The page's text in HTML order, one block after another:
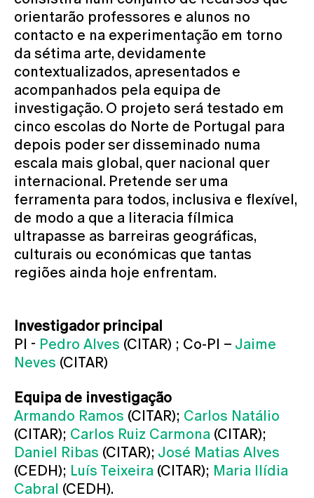
orientarão professores e alunos no
contacto e na experimentação em torno
da sétima arte, devidamente
contextualizados, apresentados e
acompanhados pela equipa de
investigação. O projeto será testado em
cinco escolas do Norte de Portugal para
depois poder ser disseminado numa
escala mais global, quer nacional quer
internacional. Pretende ser uma
ferramenta para todos, inclusiva e flexível,
de modo a que a literacia fílmica
ultrapasse as barreiras geográficas,
culturais ou económicas que tantas
regiões ainda hoje enfrentam.
Investigador principal
PI - Pedro Alves (CITAR) ; Co-PI – Jaime
Neves (CITAR)
Equipa de investigação
Armando Ramos (CITAR); Carlos Natálio
(CITAR); Carlos Ruiz Carmona (CITAR);
Daniel Ribas (CITAR); José Matias Alves
(CEDH); Luís Teixeira (CITAR); Maria Ilídia
Cabral (CEDH).